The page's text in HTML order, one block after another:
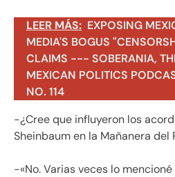
LEER MÁS: EXPOSING
MEDIA'S BOGUS
CLAIMS --- SOBERANIA,
MEXICAN POLITICS
NO. 114
-¿Cree que influyeron los
Sheinbaum en la Mañanera del
-«No. Varias veces lo